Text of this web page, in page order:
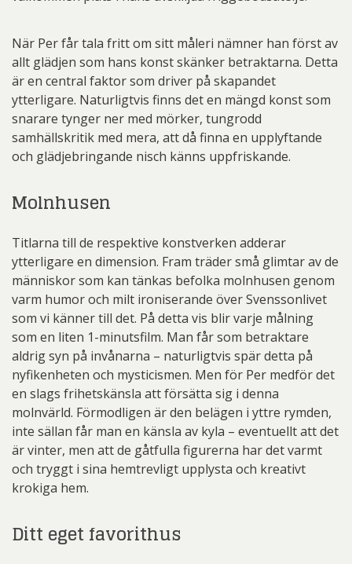
När Per får tala fritt om sitt måleri nämner han först av
allt glädjen som hans konst skänker betraktarna. Detta
är en central faktor som driver på skapandet
ytterligare. Naturligtvis finns det en mängd konst som
snarare tynger ner med mörker, tungrodd
samhällskritik med mera, att då finna en upplyftande
och glädjebringande nisch känns uppfriskande.
Molnhusen
Titlarna till de respektive konstverken adderar
ytterligare en dimension. Fram träder små glimtar av de
människor som kan tänkas befolka molnhusen genom
varm humor och milt ironiserande över Svenssonlivet
som vi känner till det. På detta vis blir varje målning
som en liten 1-minutsfilm. Man får som betraktare
aldrig syn på invånarna – naturligtvis spär detta på
nyfikenheten och mysticismen. Men för Per medför det
en slags frihetskänsla att försätta sig i denna
molnvärld. Förmodligen är den belägen i yttre rymden,
inte sällan får man en känsla av kyla – eventuellt att det
är vinter, men att de gåtfulla figurerna har det varmt
och tryggt i sina hemtrevligt upplysta och kreativt
krokiga hem.
Ditt eget favorithus